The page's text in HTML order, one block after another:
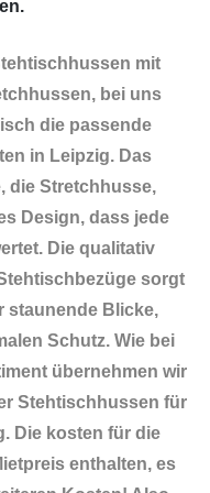
mit
bei uns
die passende
in Leipzig. Das
die Stretchhusse,
Design, dass jede
Die qualitativ
sorgt
staunende Blicke,
Schutz. Wie bei
übernehmen wir
Stehtischhussen für
Die kosten für die
enthalten, es